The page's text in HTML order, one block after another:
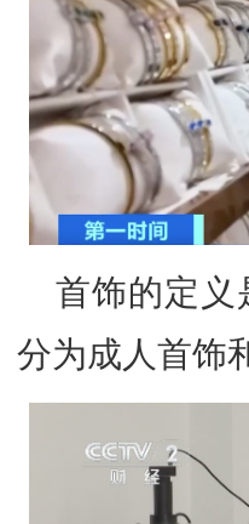
首饰的定义
分为成人首饰